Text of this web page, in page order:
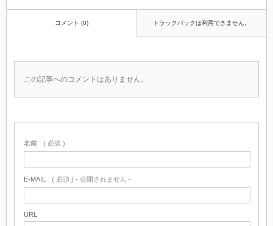
コメント (0) トラックバックは利用できません。
この記事へのコメントはありません。
名前 ( 必須 )
E-MAIL ( 必須 ) - 公開されません -
URL